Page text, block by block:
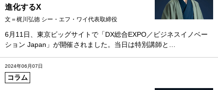
進化するX
文＝梶川弘徳 シー・エフ・ワイ代表取締役
6月11日、東京ビッグサイトで「DX総合EXPO／ビジネスイノベー
ション Japan」が開催されました。当日は特別講師と…
2024年06月07日
コラム